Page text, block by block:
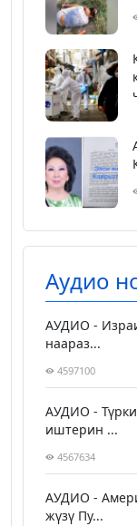
Аудио
АУДИО -
наараз...
4597100
АУДИО -
иштерин ...
4567634
АУДИО -
жүзү Пу...